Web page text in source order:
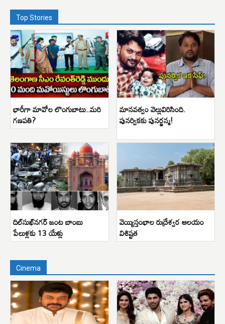
Top Stories
భారీగా మావోల లొంగుబాటు..మరి
గణపతి?
మానవత్వం వెల్లువిరిసింది.
పునర్వికకు పునర్జన్మ!
దిల్‌సుఖ్‌నగర్ జంట బాంబు
పేలుళ్లకు 13 యేళ్లు
వెయ్యిస్తంభాల రుద్రేశ్వర ఆలయం
విశిష్టత
Cinema